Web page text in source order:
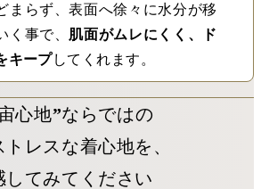
まらず、表面へ徐々に水分が移
く事で、 肌面がムレにくく、ド
キープしてくれます。
心地”ならではの
トレスな着心地を、
してみてください